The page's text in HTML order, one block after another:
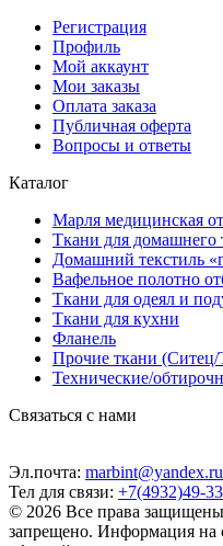
Регистрация
Профиль
Мой аккаунт
Мои заказы
Оплата заказа
Публичная оферта
Вопросы и ответы
Каталог
Марля медицинская
Ткани для домашнего
Домашний текстиль
Вафельное полотно
Ткани для одеял и
Ткани для кухни
Фланель
Прочие ткани
Технические/
Связаться с нами
Эл.почта: marbint@yandex.ru
Тел для связи: +7(4932)49-
© 2026 Все права
запрещено. Информация на